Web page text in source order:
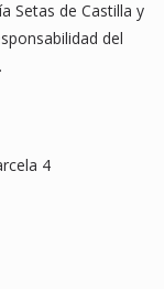
Setas de Castilla y
del
4